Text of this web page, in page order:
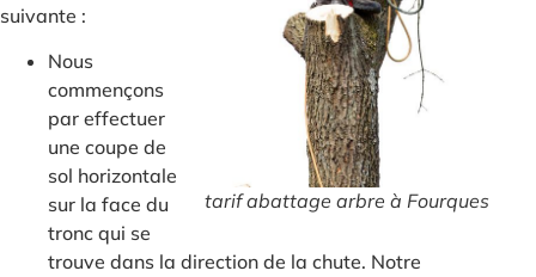
tarif abattage arbre à Fourques
suivante :
Nous
commençons
par effectuer
une coupe de
sol horizontale
sur la face du
tronc qui se
trouve dans la direction de la chute. Notre